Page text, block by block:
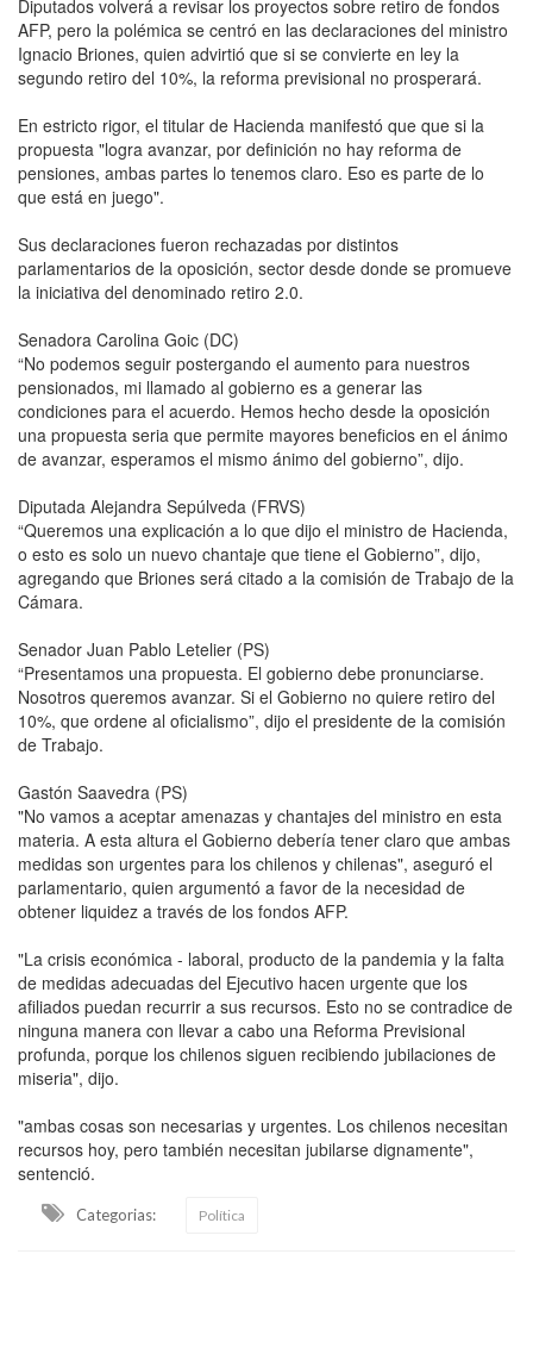
Diputados volverá a revisar los proyectos sobre retiro de fondos
AFP, pero la polémica se centró en las declaraciones del ministro
Ignacio Briones, quien advirtió que si se convierte en ley la
segundo retiro del 10%, la reforma previsional no prosperará.
En estricto rigor, el titular de Hacienda manifestó que que si la
propuesta "logra avanzar, por definición no hay reforma de
pensiones, ambas partes lo tenemos claro. Eso es parte de lo
que está en juego".
Sus declaraciones fueron rechazadas por distintos
parlamentarios de la oposición, sector desde donde se promueve
la iniciativa del denominado retiro 2.0.
Senadora Carolina Goic (DC)
“No podemos seguir postergando el aumento para nuestros
pensionados, mi llamado al gobierno es a generar las
condiciones para el acuerdo. Hemos hecho desde la oposición
una propuesta seria que permite mayores beneficios en el ánimo
de avanzar, esperamos el mismo ánimo del gobierno”, dijo.
Diputada Alejandra Sepúlveda (FRVS)
“Queremos una explicación a lo que dijo el ministro de Hacienda,
o esto es solo un nuevo chantaje que tiene el Gobierno”, dijo,
agregando que Briones será citado a la comisión de Trabajo de la
Cámara.
Senador Juan Pablo Letelier (PS)
“Presentamos una propuesta. El gobierno debe pronunciarse.
Nosotros queremos avanzar. Si el Gobierno no quiere retiro del
10%, que ordene al oficialismo”, dijo el presidente de la comisión
de Trabajo.
Gastón Saavedra (PS)
"No vamos a aceptar amenazas y chantajes del ministro en esta
materia. A esta altura el Gobierno debería tener claro que ambas
medidas son urgentes para los chilenos y chilenas", aseguró el
parlamentario, quien argumentó a favor de la necesidad de
obtener liquidez a través de los fondos AFP.
"La crisis económica - laboral, producto de la pandemia y la falta
de medidas adecuadas del Ejecutivo hacen urgente que los
afiliados puedan recurrir a sus recursos. Esto no se contradice de
ninguna manera con llevar a cabo una Reforma Previsional
profunda, porque los chilenos siguen recibiendo jubilaciones de
miseria", dijo.
"ambas cosas son necesarias y urgentes. Los chilenos necesitan
recursos hoy, pero también necesitan jubilarse dignamente",
sentenció.
Categorias: Política